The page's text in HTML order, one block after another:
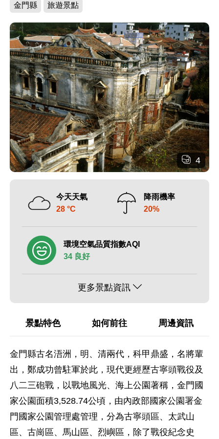
金門縣 旅遊景點
4
今天天氣
28 °C
降雨機率
20%
環境空氣品質指數AQI
34 良好
更多景點資訊
景點特色 如何前往 周邊資訊
金門縣古名浯洲，明、清兩代，科甲鼎盛，名將輩
出，鄭成功曾駐軍於此，現代更經歷古寧頭戰役及
八二三砲戰，以戰地風光、海上公園著稱，金門國
家公園面積3,528.74公頃，由內政部國家公園署金
門國家公園管理處管理，分為古寧頭區、太武山
區、古崗區、馬山區、烈嶼區，除了戰役紀念史